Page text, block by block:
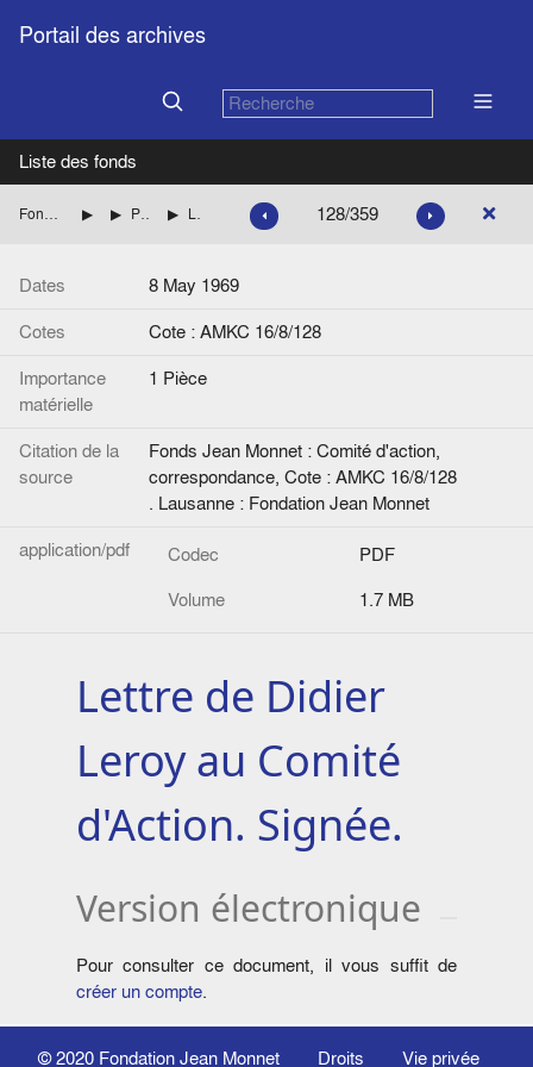
Portail des archives
Liste des fonds
Fonds Jean Monnet : Comité d'action, correspondance FRANCE : DIVERS
Personnalités dont les noms commencent par LE à MA Lettre de Didier Leroy au Comité d'Action. Signée. 128/359
Dates
8 May 1969
Cotes
Cote : AMKC 16/8/128
Importance
matérielle
1 Pièce
Citation de la
source
Fonds Jean Monnet : Comité d'action,
correspondance, Cote : AMKC 16/8/128
. Lausanne : Fondation Jean Monnet
application/pdf
Codec
PDF
Volume
1.7 MB
Lettre de Didier
Leroy au Comité
d'Action. Signée.
Version électronique
Pour consulter ce document, il vous suffit de
créer un compte.
© 2020 Fondation Jean Monnet Droits Vie privée